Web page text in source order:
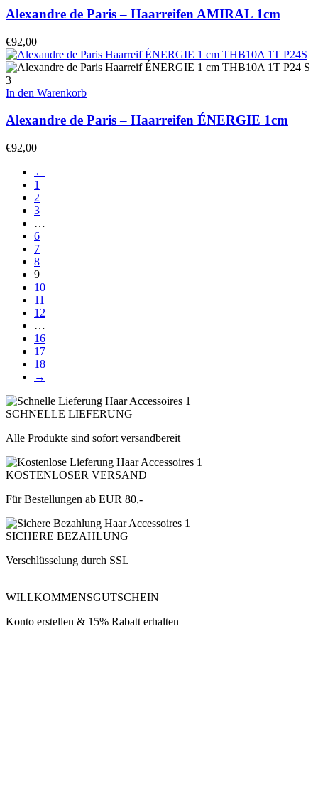
Alexandre de Paris – Haarreifen AMIRAL 1cm
€92,00
In den Warenkorb
Alexandre de Paris – Haarreifen ÉNERGIE 1cm
€92,00
←
1
2
3
…
6
7
8
9
10
11
12
…
16
17
18
→
SCHNELLE LIEFERUNG
Alle Produkte sind sofort versandbereit
KOSTENLOSER VERSAND
Für Bestellungen ab EUR 80,-
SICHERE BEZAHLUNG
Verschlüsselung durch SSL
WILLKOMMENSGUTSCHEIN
Konto erstellen & 15% Rabatt erhalten